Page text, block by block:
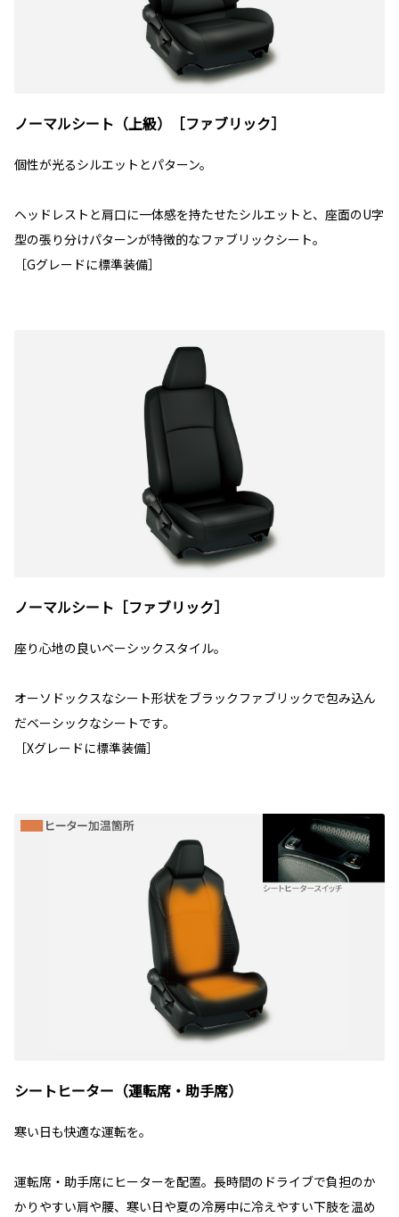
ノーマルシート（上級）［ファブリック］
個性が光るシルエットとパターン。
ヘッドレストと肩口に一体感を持たせたシルエットと、座面のU字
型の張り分けパターンが特徴的なファブリックシート。
［Gグレードに標準装備］
ノーマルシート［ファブリック］
座り心地の良いベーシックスタイル。
オーソドックスなシート形状をブラックファブリックで包み込ん
だベーシックなシートです。
［Xグレードに標準装備］
シートヒーター（運転席・助手席）
寒い日も快適な運転を。
運転席・助手席にヒーターを配置。長時間のドライブで負担のか
かりやすい肩や腰、寒い日や夏の冷房中に冷えやすい下肢を温め